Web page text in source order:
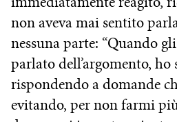
non aveva mai sentito
nessuna parte: “Quando
parlato dell’argomento,
rispondendo a domande
evitando, per non farmi